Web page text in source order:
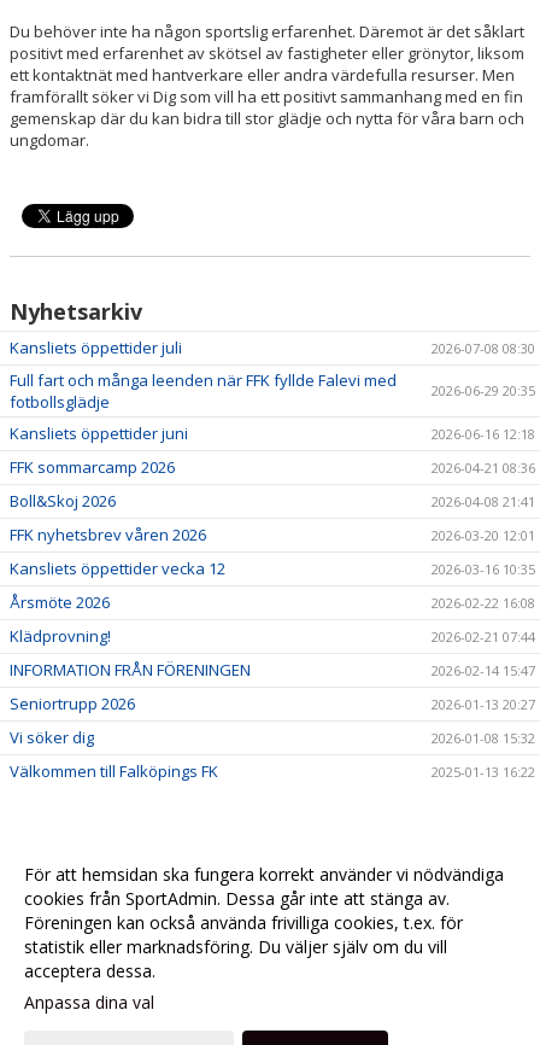
KONTAKT
Du behöver inte ha någon sportslig erfarenhet. Däremot är det såklart
positivt med erfarenhet av skötsel av fastigheter eller grönytor, liksom
ett kontaktnät med hantverkare eller andra värdefulla resurser. Men
framförallt söker vi Dig som vill ha ett positivt sammanhang med en fin
gemenskap där du kan bidra till stor glädje och nytta för våra barn och
ungdomar.
Nyhetsarkiv
Kansliets öppettider juli 2026-07-08 08:30
Full fart och många leenden när FFK fyllde Falevi med
fotbollsglädje
2026-06-29 20:35
Kansliets öppettider juni 2026-06-16 12:18
FFK sommarcamp 2026 2026-04-21 08:36
Boll&Skoj 2026 2026-04-08 21:41
FFK nyhetsbrev våren 2026 2026-03-20 12:01
Kansliets öppettider vecka 12 2026-03-16 10:35
Årsmöte 2026 2026-02-22 16:08
Klädprovning! 2026-02-21 07:44
INFORMATION FRÅN FÖRENINGEN 2026-02-14 15:47
Seniortrupp 2026 2026-01-13 20:27
Vi söker dig 2026-01-08 15:32
Välkommen till Falköpings FK 2025-01-13 16:22
För att hemsidan ska fungera korrekt använder vi nödvändiga
cookies från SportAdmin. Dessa går inte att stänga av.
Föreningen kan också använda frivilliga cookies, t.ex. för
statistik eller marknadsföring. Du väljer själv om du vill
acceptera dessa.
Anpassa dina val